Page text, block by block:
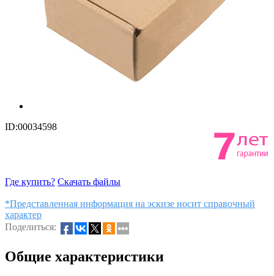
ID:00034598
Где купить? Скачать файлы
*Представленная информация на эскизе носит справочный
характер
Поделиться:
Общие характеристики